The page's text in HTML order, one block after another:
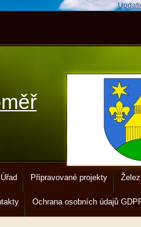
Úřad Připravované projekty
Ochrana osobních údajů